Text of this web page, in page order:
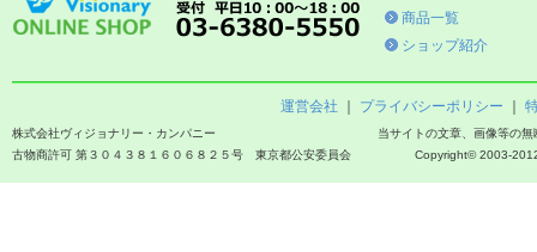
商品一覧
ショップ紹介
運営会社 プライバシーポリシー
当サイトの文章、画像等の
Copyright© 2003-
株式会社ヴィジョナリー・カンパニー
古物商許可 第３０４３８１６０６８２５号 東京都公安委員会